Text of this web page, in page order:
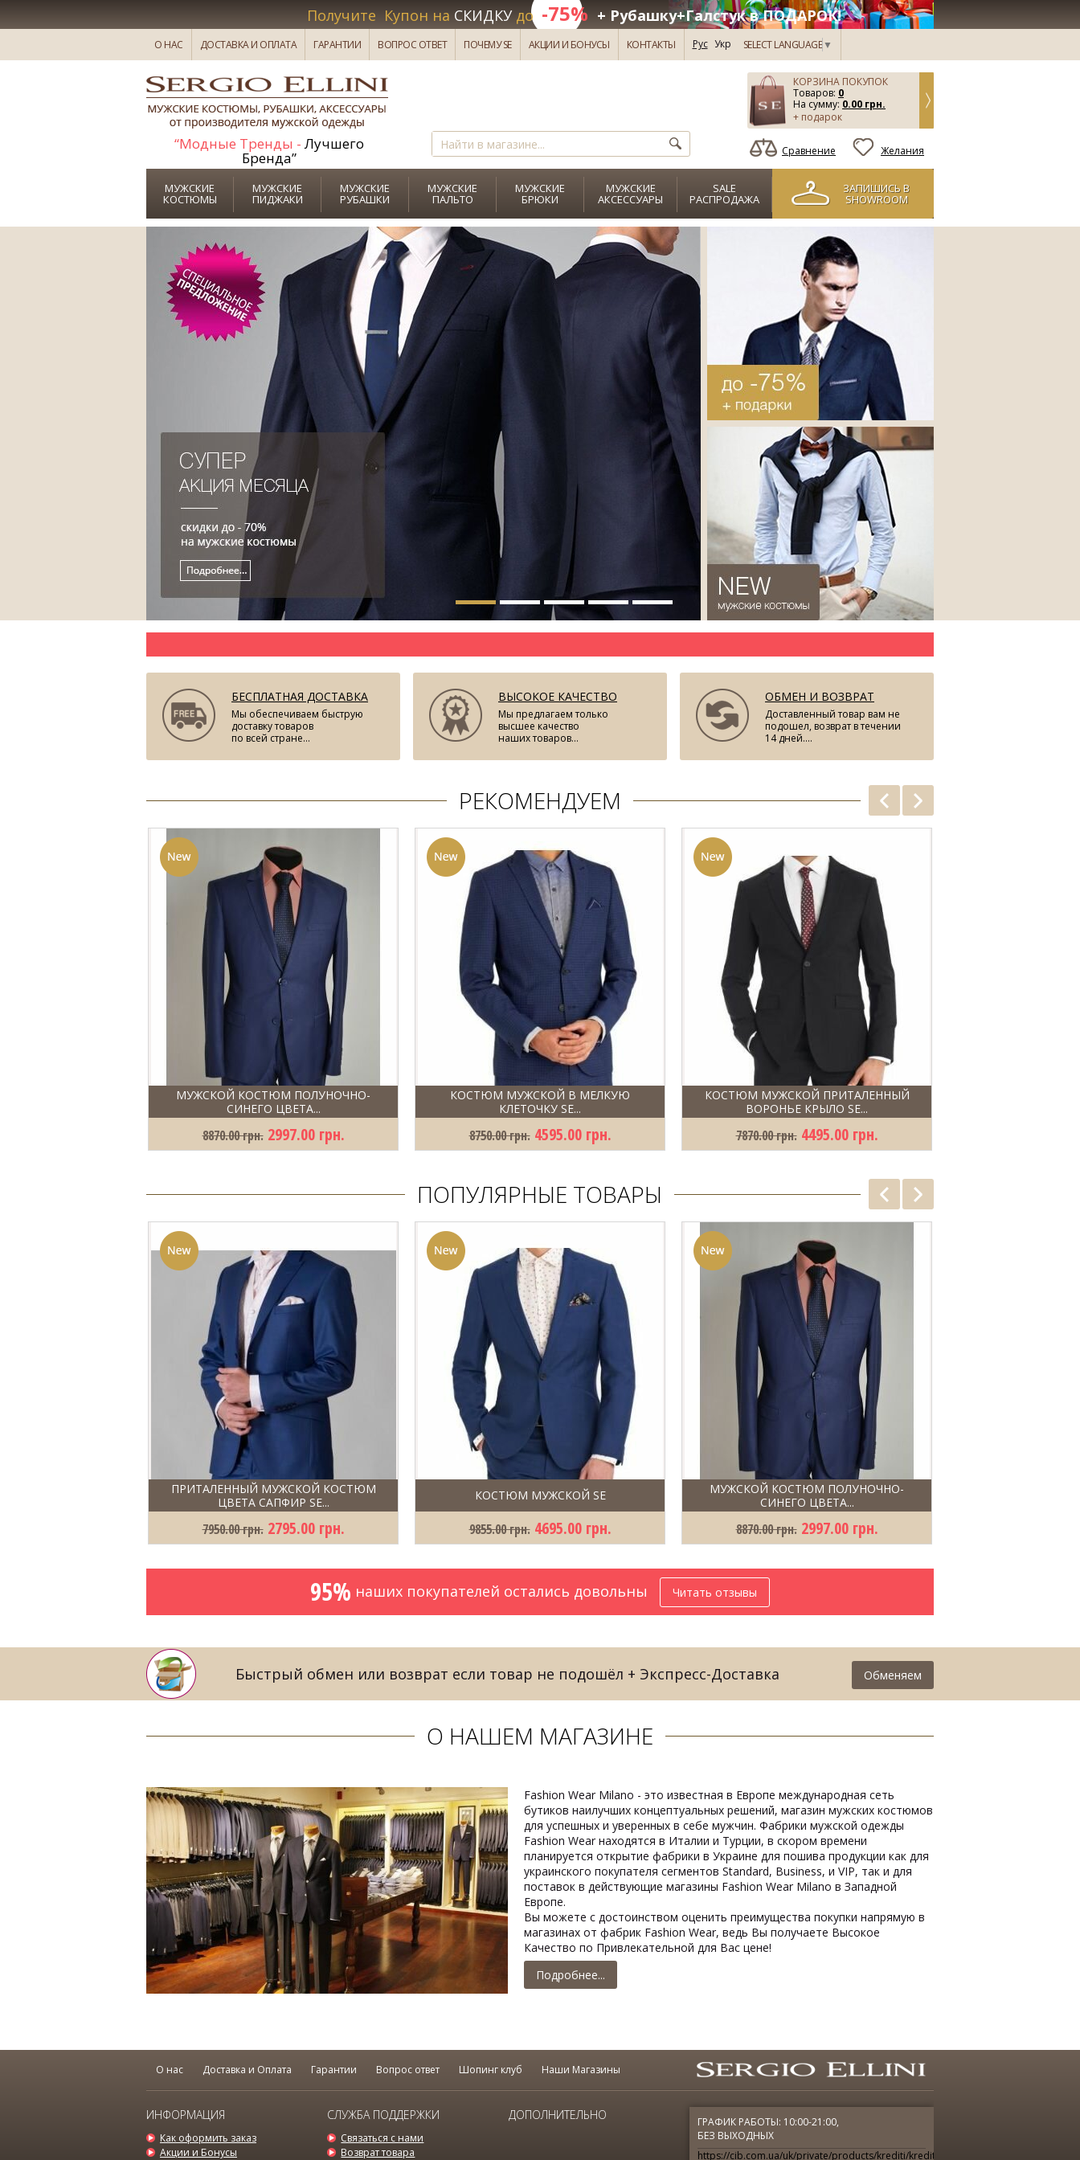
Получите Купон на СКИДКУдо -75% + Рубашку+Галстук в ПОДАРОК!
О НАС ДОСТАВКА И ОПЛАТА ГАРАНТИИ ВОПРОС ОТВЕТ ПОЧЕМУ SE АКЦИИ И БОНУСЫ КОНТАКТЫ Рус Укр SELECT LANGUAGE▼
“Модные Тренды -Лучшего
Бренда”
КОРЗИНА ПОКУПОК
Товаров: 0
На сумму: 0.00 грн.
+ подарок
Сравнение Желания
МУЖСКИЕ
КОСТЮМЫ
МУЖСКИЕ
ПИДЖАКИ
МУЖСКИЕ
РУБАШКИ
МУЖСКИЕ
ПАЛЬТО
МУЖСКИЕ
БРЮКИ
МУЖСКИЕ
АКСЕССУАРЫ
SALE
РАСПРОДАЖА
ЗАПИШИСЬ В
SHOWROOM
БЕСПЛАТНАЯ ДОСТАВКА
Мы обеспечиваем быструю
доставку товаров
по всей стране...
ВЫСОКОЕ КАЧЕСТВО
Мы предлагаем только
высшее качество
наших товаров...
ОБМЕН И ВОЗВРАТ
Доставленный товар вам не
подошел, возврат в течении
14 дней....
РЕКОМЕНДУЕМ
МУЖСКОЙ КОСТЮМ ПОЛУНОЧНО-
СИНЕГО ЦВЕТА...
8870.00 грн. 2997.00 грн.
КОСТЮМ МУЖСКОЙ В МЕЛКУЮ
КЛЕТОЧКУ SE...
8750.00 грн. 4595.00 грн.
КОСТЮМ МУЖСКОЙ ПРИТАЛЕННЫЙ
ВОРОНЬЕ КРЫЛО SE...
7870.00 грн. 4495.00 грн.
ПОПУЛЯРНЫЕ ТОВАРЫ
ПРИТАЛЕННЫЙ МУЖСКОЙ КОСТЮМ
ЦВЕТА САПФИР SE...
7950.00 грн. 2795.00 грн.
КОСТЮМ МУЖСКОЙ SE
9855.00 грн. 4695.00 грн.
МУЖСКОЙ КОСТЮМ ПОЛУНОЧНО-
СИНЕГО ЦВЕТА...
8870.00 грн. 2997.00 грн.
95% наших покупателей остались довольны Читать отзывы
Быстрый обмен или возврат если товар не подошёл + Экспресс-Доставка Обменяем
О НАШЕМ МАГАЗИНЕ
Fashion Wear Milano - это известная в Европе международная сеть
бутиков наилучших концептуальных решений, магазин мужских костюмов
для успешных и уверенных в себе мужчин. Фабрики мужской одежды
Fashion Wear находятся в Италии и Турции, в скором времени
планируется открытие фабрики в Украине для пошива продукции как для
украинского покупателя сегментов Standard, Business, и VIP, так и для
поставок в действующие магазины Fashion Wear Milano в Западной
Европе.
Вы можете с достоинством оценить преимущества покупки напрямую в
магазинах от фабрик Fashion Wear, ведь Вы получаете Высокое
Качество по Привлекательной для Вас цене!
Подробнее...
О нас Доставка и Оплата Гарантии Вопрос ответ Шопинг клуб Наши Магазины
ИНФОРМАЦИЯ
Как оформить заказ
Акции и Бонусы
СЛУЖБА ПОДДЕРЖКИ
Связаться с нами
Возврат товара
ДОПОЛНИТЕЛЬНО
ГРАФИК РАБОТЫ: 10:00-21:00,
БЕЗ ВЫХОДНЫХ
https://cib.com.ua/uk/private/products/krediti/kredit-